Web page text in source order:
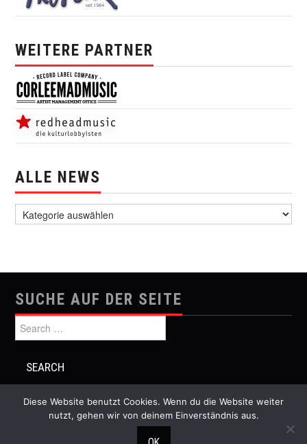
WEITERE PARTNER
ALLE NEWS
SUCHE AUF DER SEITE
Search for:
© 2026 Festival Musik und Politik. All rights reserved.
Diese Website benutzt Cookies. Wenn du die Website weiter
nutzt, gehen wir von deinem Einverständnis aus.